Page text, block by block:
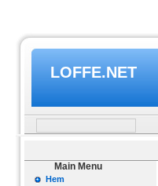
LOFFE.NET
Main Menu
Hem